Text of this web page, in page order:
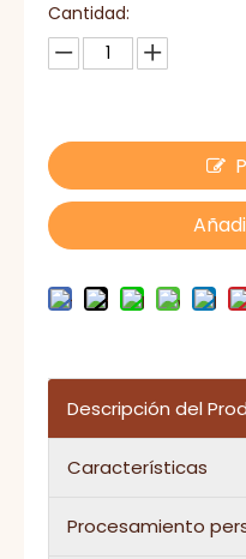
Cantidad:
Descripción del
Características
Procesamiento